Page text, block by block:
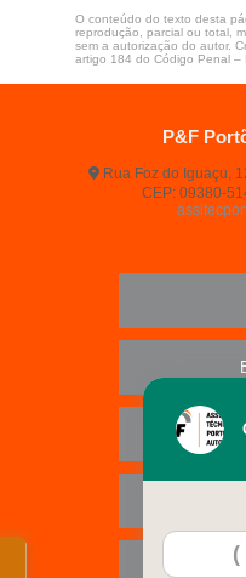
O conteúdo do texto desta
reprodução, parcial ou total,
sem a autorização do autor.
artigo 184 do Código Penal –
P&F
Rua Foz do Iguaçu,
CEP: 09380-